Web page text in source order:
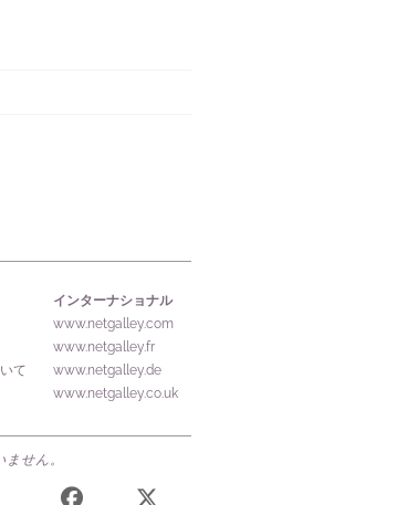
て
インターナショナル
www.netgalley.com
www.netgalley.fr
www.netgalley.de
www.netgalley.co.uk
せん。